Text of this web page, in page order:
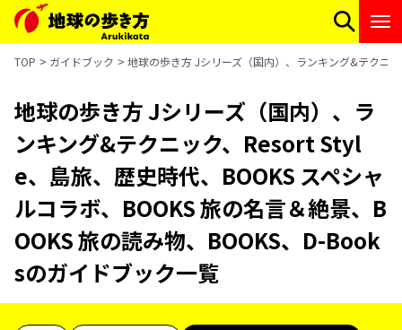
TOP ガイドブック 地球の歩き方 Jシリーズ（国内）、ランキング&テクニ
地球の歩き方 Jシリーズ（国内）、ラ
ンキング&テクニック、Resort Styl
e、島旅、歴史時代、BOOKS スペシャ
ルコラボ、BOOKS 旅の名言＆絶景、B
OOKS 旅の読み物、BOOKS、D-Book
sのガイドブック一覧